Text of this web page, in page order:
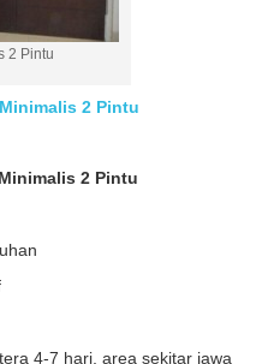
2 Pintu
2 Pintu
2 Pintu
4-7 hari, area sekitar jawa